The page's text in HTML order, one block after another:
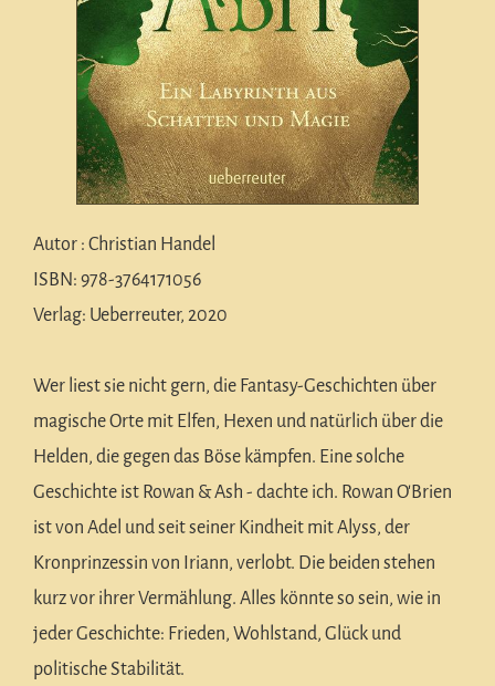
Autor : Christian Handel
ISBN: 978-3764171056
Verlag: Ueberreuter, 2020
Wer liest sie nicht gern, die Fantasy-Geschichten über
magische Orte mit Elfen, Hexen und natürlich über die
Helden, die gegen das Böse kämpfen. Eine solche
Geschichte ist Rowan & Ash - dachte ich. Rowan O’Brien
ist von Adel und seit seiner Kindheit mit Alyss, der
Kronprinzessin von Iriann, verlobt. Die beiden stehen
kurz vor ihrer Vermählung. Alles könnte so sein, wie in
jeder Geschichte: Frieden, Wohlstand, Glück und
politische Stabilität.